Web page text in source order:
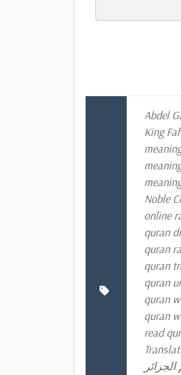
Abdel
King
Noble
online
quran
quran
quran
quran
quran
quran
read